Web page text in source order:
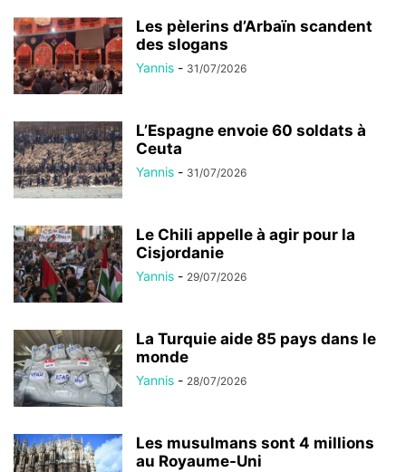
Les pèlerins d’Arbaïn scandent
des slogans
Yannis - 31/07/2026
L’Espagne envoie 60 soldats à
Ceuta
Yannis - 31/07/2026
Le Chili appelle à agir pour la
Cisjordanie
Yannis - 29/07/2026
La Turquie aide 85 pays dans le
monde
Yannis - 28/07/2026
Les musulmans sont 4 millions
au Royaume-Uni